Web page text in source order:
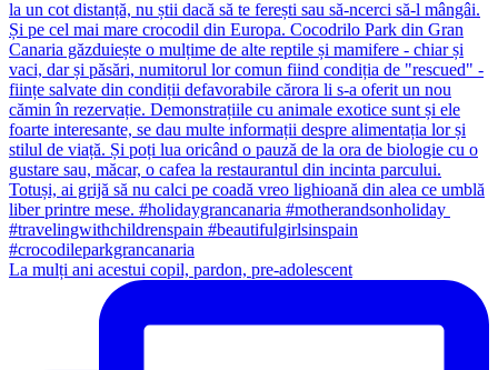
La mulți ani acestui copil, pardon, pre-adolescent